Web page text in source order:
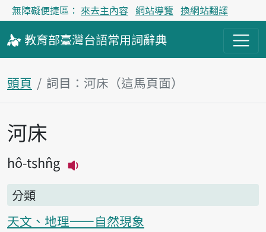
無障礙便捷區： 來去主內容 網站導覽 換網站翻譯
教育部臺灣台語常用詞辭典
頭頁 詞目：河床（這馬頁面）
主內容區
河床
hô-tshn̂g
分類
天文、地理——自然現象